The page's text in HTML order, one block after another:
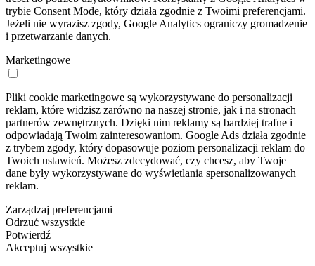
trybie Consent Mode, który działa zgodnie z Twoimi preferencjami.
Jeżeli nie wyrazisz zgody, Google Analytics ograniczy gromadzenie
i przetwarzanie danych.
Marketingowe
Pliki cookie marketingowe są wykorzystywane do personalizacji
reklam, które widzisz zarówno na naszej stronie, jak i na stronach
partnerów zewnętrznych. Dzięki nim reklamy są bardziej trafne i
odpowiadają Twoim zainteresowaniom. Google Ads działa zgodnie
z trybem zgody, który dopasowuje poziom personalizacji reklam do
Twoich ustawień. Możesz zdecydować, czy chcesz, aby Twoje
dane były wykorzystywane do wyświetlania spersonalizowanych
reklam.
Zarządzaj preferencjami
Odrzuć wszystkie
Potwierdź
Akceptuj wszystkie